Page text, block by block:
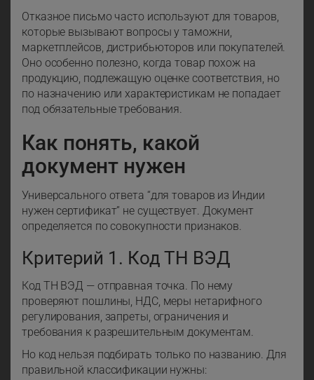
Отказное письмо часто используют для товаров,
которые вызывают вопросы у таможни,
маркетплейсов, дистрибьюторов или покупателей.
Оно особенно полезно, когда товар похож на
продукцию, подлежащую оценке соответствия, но
по назначению или характеристикам не попадает
под обязательные требования.
Как понять, какой
документ нужен
Универсального ответа “для товаров из Индии
нужен сертификат” не существует. Документ
определяется по совокупности признаков.
Критерий 1. Код ТН ВЭД
Код ТН ВЭД — отправная точка. По нему
проверяют пошлины, НДС, меры нетарифного
регулирования, запреты, ограничения и
требования к разрешительным документам.
Но код нельзя подбирать только по названию. Для
правильной классификации нужны: